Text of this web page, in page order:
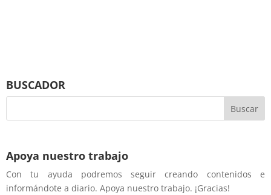
BUSCADOR
Apoya nuestro trabajo
Con tu ayuda podremos seguir creando contenidos e
informándote a diario. Apoya nuestro trabajo. ¡Gracias!